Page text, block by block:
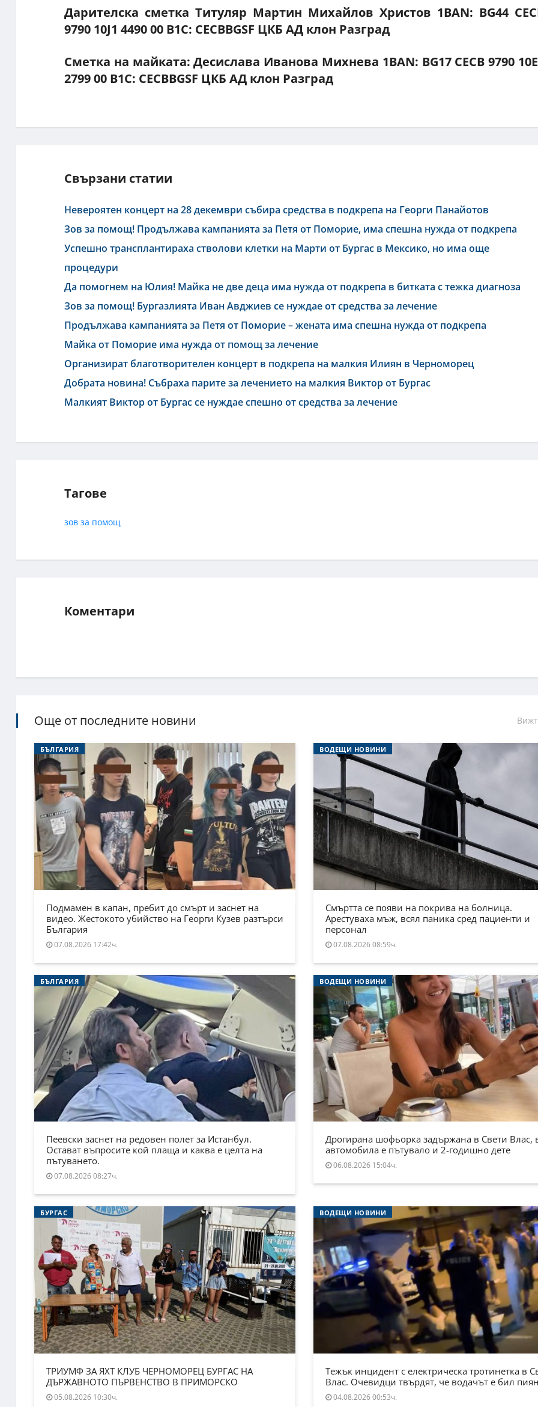
Дарителска сметка Титуляр Мартин Михайлов Христов 1BAN: BG44
9790 10J1 4490 00 В1С: CECBBGSF ЦКБ АД клон Разград
Сметка на майката: Десислава Иванова Михнева 1BAN: BG17 СЕСВ 9790
2799 00 В1С: CECBBGSF ЦКБ АД клон Разград
Свързани статии
Невероятен концерт на 28 декември събира средства в подкрепа на Георги Панайотов
Зов за помощ! Продължава кампанията за Петя от Поморие, има спешна нужда от подкрепа
Успешно трансплантираха стволови клетки на Марти от Бургас в Мексико, но има още
процедури
Да помогнем на Юлия! Майка не две деца има нужда от подкрепа в битката с тежка диагноза
Зов за помощ! Бургазлията Иван Авджиев се нуждае от средства за лечение
Продължава кампанията за Петя от Поморие – жената има спешна нужда от подкрепа
Майка от Поморие има нужда от помощ за лечение
Организират благотворителен концерт в подкрепа на малкия Илиян в Черноморец
Добрата новина! Събраха парите за лечението на малкия Виктор от Бургас
Малкият Виктор от Бургас се нуждае спешно от средства за лечение
Тагове
зов за помощ
Коментари
Още от последните новини
БЪЛГАРИЯ
Подмамен в капан, пребит до смърт и заснет на
видео. Жестокото убийство на Георги Кузев разтърси
България
07.08.2026 17:42ч.
ВОДЕЩИ НОВИНИ
Смъртта се появи на покрива на болница.
Арестуваха мъж, всял паника сред пациенти и
персонал
07.08.2026 08:59ч.
БЪЛГАРИЯ
Пеевски заснет на редовен полет за Истанбул.
Остават въпросите кой плаща и каква е целта на
пътуването.
07.08.2026 08:27ч.
ВОДЕЩИ НОВИНИ
Дрогирана шофьорка задържана в Свети Влас,
автомобила е пътувало и 2-годишно дете
06.08.2026 15:04ч.
БУРГАС
ТРИУМФ ЗА ЯХТ КЛУБ ЧЕРНОМОРЕЦ БУРГАС НА
ДЪРЖАВНОТО ПЪРВЕНСТВО В ПРИМОРСКО
05.08.2026 10:30ч.
ВОДЕЩИ НОВИНИ
Тежък инцидент с електрическа тротинетка в
Влас. Очевидци твърдят, че водачът е бил
04.08.2026 00:53ч.